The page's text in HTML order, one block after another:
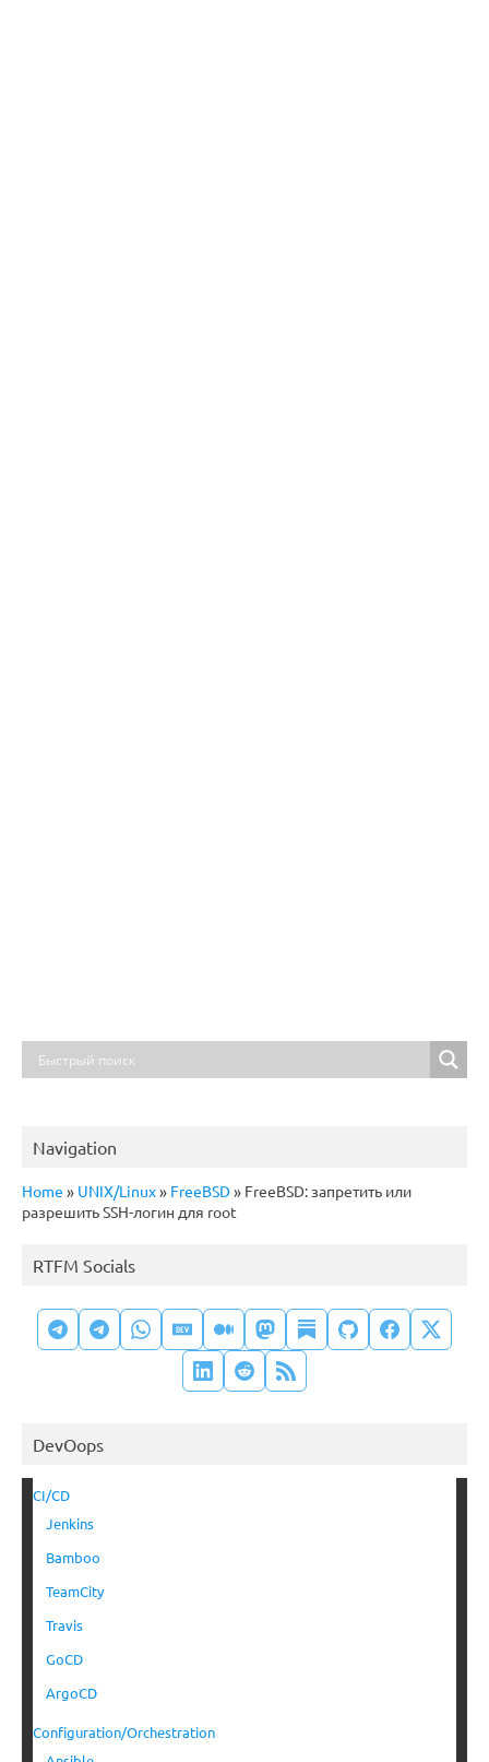
Navigation
Home » UNIX/Linux» FreeBSD» FreeBSD: запретить или
разрешить SSH-логин для root
RTFM Socials
DevOops
CI/CD
Jenkins
Bamboo
TeamCity
Travis
GoCD
ArgoCD
Configuration/Orchestration